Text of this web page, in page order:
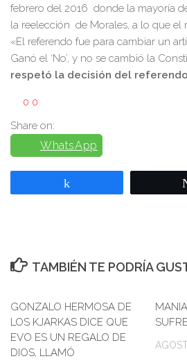
febrero del 2016 donde la mayoría
la reelección de Morales, a lo que el
«El referendo fue para cambiar un
Ganó el ‘No’, y no se cambió la
respetó la decisión del
0 0
Share on:
WhatsApp
TAMBIÉN TE PODRÍA
GONZALO HERMOSA DE
LOS KJARKAS DICE QUE
EVO ES UN REGALO DE
DIOS, LLAMÓ